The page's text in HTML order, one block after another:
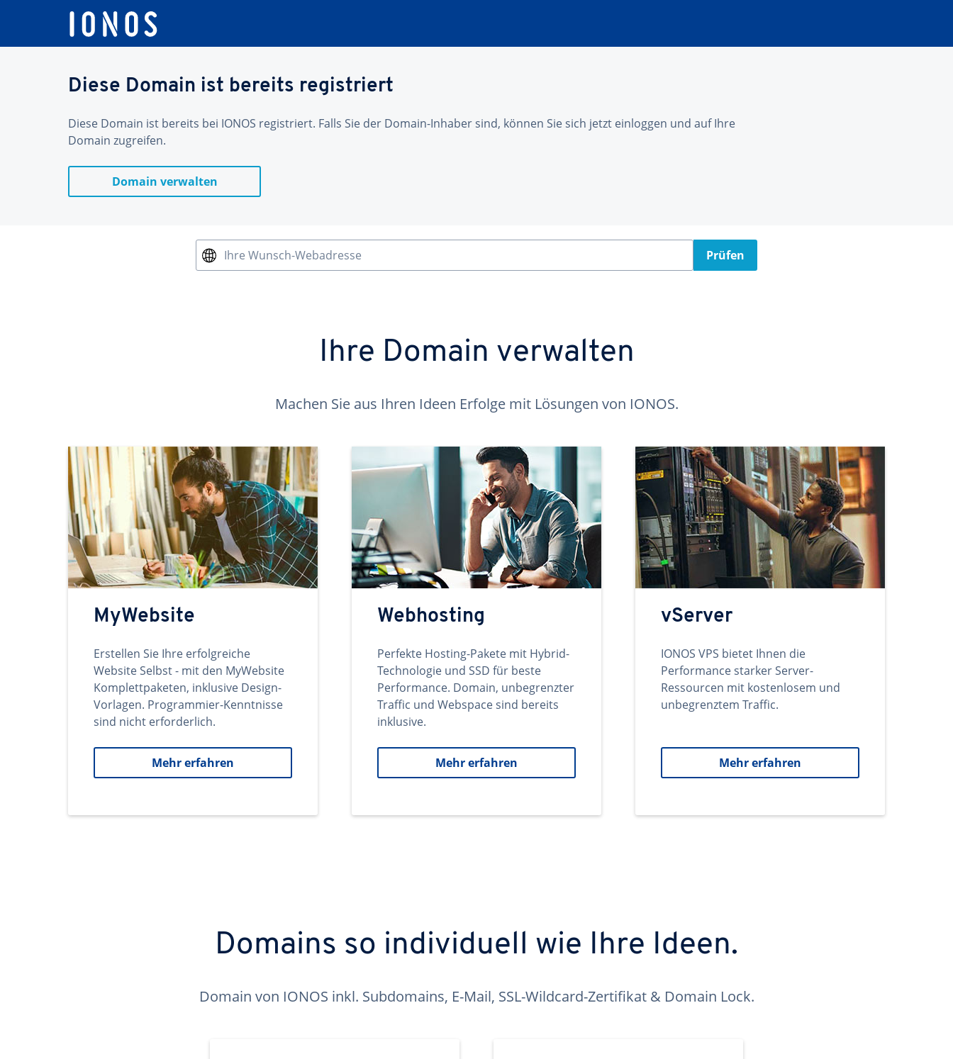
Diese Domain ist bereits registriert
Diese Domain ist bereits bei IONOS registriert. Falls Sie der Domain-Inhaber sind, können Sie sich jetzt einloggen und auf Ihre
Domain zugreifen.
Domain verwalten
Ihre Wunsch-Webadresse Prüfen
Ihre Domain verwalten
Machen Sie aus Ihren Ideen Erfolge mit Lösungen von IONOS.
MyWebsite
Erstellen Sie Ihre erfolgreiche
Website Selbst - mit den MyWebsite
Komplettpaketen, inklusive Design-
Vorlagen. Programmier-Kenntnisse
sind nicht erforderlich.
Mehr erfahren
Webhosting
Perfekte Hosting-Pakete mit Hybrid-
Technologie und SSD für beste
Performance. Domain, unbegrenzter
Traffic und Webspace sind bereits
inklusive.
Mehr erfahren
vServer
IONOS VPS bietet Ihnen die
Performance starker Server-
Ressourcen mit kostenlosem und
unbegrenztem Traffic.
Mehr erfahren
Domains so individuell wie Ihre Ideen.
Domain von IONOS inkl. Subdomains, E-Mail, SSL-Wildcard-Zertifikat & Domain Lock.